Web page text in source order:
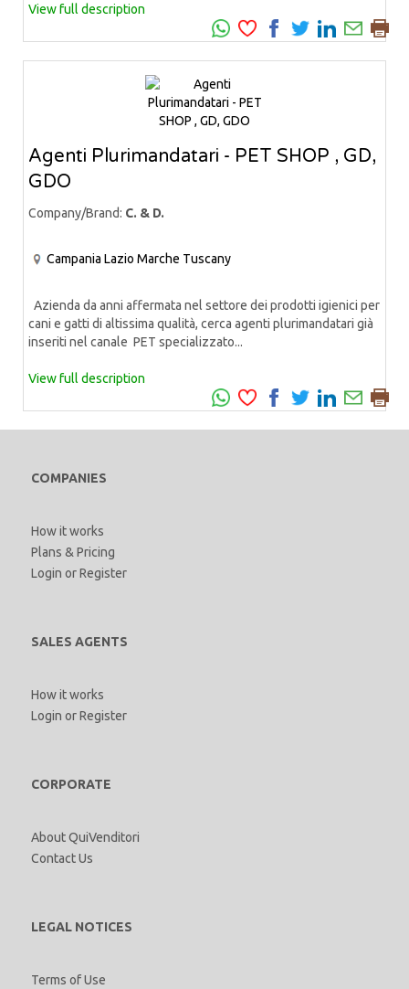
View full description
Agenti Plurimandatari - PET SHOP , GD,
GDO
Company/Brand: C. & D.
Campania Lazio Marche Tuscany
Azienda da anni affermata nel settore dei prodotti igienici per
cani e gatti di altissima qualità, cerca agenti plurimandatari già
inseriti nel canale PET specializzato...
View full description
COMPANIES
How it works
Plans & Pricing
Login orRegister
SALES AGENTS
How it works
Login orRegister
CORPORATE
About QuiVenditori
Contact Us
LEGAL NOTICES
Terms of Use